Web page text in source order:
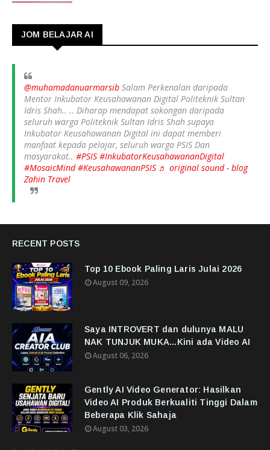
JOM BELAJAR AI
@muhamadanuarmarsib Salam Perkenalan daripada
Mentor Inkubator Keusahawanan Digital Politeknik Sultan
Idris Shah.. .. Diharap mendapat sokongan daripada
seluruh warga Politeknik Sultan Idris Shah supaya
Inkubator Keusahawanan Digital ini dapat memberi
manfaat kepada pelajar, seluruh warga PSIS Dan
masyarakat.. #PSIS #InkubatorKeusahawananDigital
#MosaicMind #KeusahawananPSIS ♬ original sound - blog
Zahin Travel
RECENT POSTS
Top 10 Ebook Paling Laris Julai 2026
August 09, 2026
Saya INTROVERT dan dulunya MALU
NAK TUNJUK MUKA...Kini ada Video AI
August 06, 2026
Gently AI Video Generator: Hasilkan
Video AI Produk Berkualiti Tinggi Dalam
Beberapa Klik Sahaja
August 03, 2026